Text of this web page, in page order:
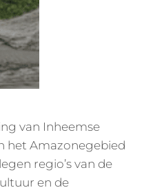
van Inheemse
het Amazonegebied
regio’s van de
en de